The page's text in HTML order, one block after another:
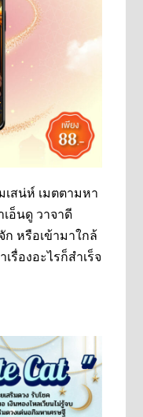
เสน่ห์ เมตตามหา
อ็นดู วาจาดี
หรือเข้ามาใกล้
รื่องอะไรก็สำเร็จ